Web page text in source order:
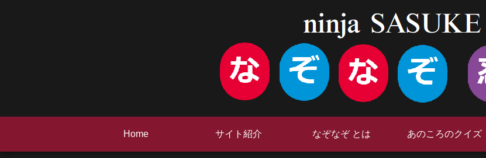
Home サイト紹介 なぞなぞ とは あのころのクイズ